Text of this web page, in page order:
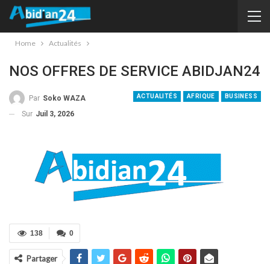
Home Actualités
NOS OFFRES DE SERVICE ABIDJAN24
ACTUALITÉS AFRIQUE BUSINESS
Par Soko WAZA
Sur Juil 3, 2026
0
138
Partager